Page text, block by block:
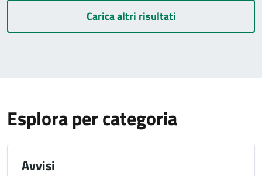
Carica altri risultati
Esplora per categoria
Avvisi